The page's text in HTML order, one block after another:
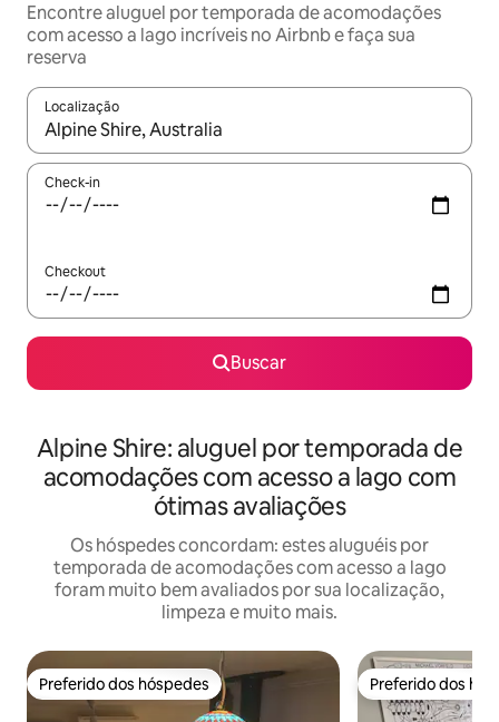
Encontre aluguel por temporada de acomodações
com acesso a lago incríveis no Airbnb e faça sua
reserva
Localização
Quando os resultados estiverem disponíveis, explore-os
Check-in
Checkout
Buscar
Alpine Shire: aluguel por temporada de
acomodações com acesso a lago com
ótimas avaliações
Os hóspedes concordam: estes aluguéis por
temporada de acomodações com acesso a lago
foram muito bem avaliados por sua localização,
limpeza e muito mais.
Preferido dos hóspedes
Preferido dos hóspedes Preferido dos
Preferido dos